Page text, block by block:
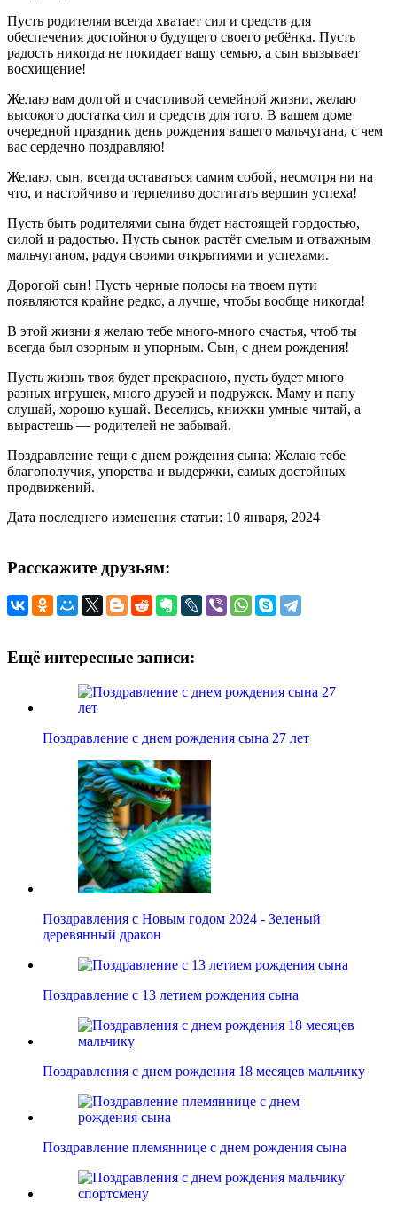
Пусть родителям всегда хватает сил и средств для
обеспечения достойного будущего своего ребёнка. Пусть
радость никогда не покидает вашу семью, а сын вызывает
восхищение!
Желаю вам долгой и счастливой семейной жизни, желаю
высокого достатка сил и средств для того. В вашем доме
очередной праздник день рождения вашего мальчугана, с чем
вас сердечно поздравляю!
Желаю, сын, всегда оставаться самим собой, несмотря ни на
что, и настойчиво и терпеливо достигать вершин успеха!
Пусть быть родителями сына будет настоящей гордостью,
силой и радостью. Пусть сынок растёт смелым и отважным
мальчуганом, радуя своими открытиями и успехами.
Дорогой сын! Пусть черные полосы на твоем пути
появляются крайне редко, а лучше, чтобы вообще никогда!
В этой жизни я желаю тебе много-много счастья, чтоб ты
всегда был озорным и упорным. Сын, с днем рождения!
Пусть жизнь твоя будет прекрасною, пусть будет много
разных игрушек, много друзей и подружек. Маму и папу
слушай, хорошо кушай. Веселись, книжки умные читай, а
вырастешь — родителей не забывай.
Поздравление тещи с днем рождения сына: Желаю тебе
благополучия, упорства и выдержки, самых достойных
продвижений.
Дата последнего изменения статьи: 10 января, 2024
Расскажите друзьям:
Ещё интересные записи:
Поздравление с днем рождения сына 27 лет
Поздравления с Новым годом 2024 - Зеленый
деревянный дракон
Поздравление с 13 летием рождения сына
Поздравления с днем рождения 18 месяцев мальчику
Поздравление племяннице с днем рождения сына